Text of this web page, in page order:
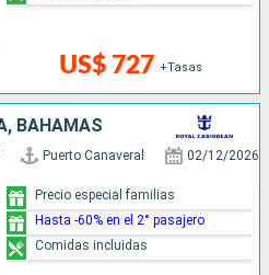
US$ 727 +Tasas
BAHAMAS
Puerto Canaveral 02/12/2026
Precio especial familias
Hasta -60% en el 2° pasajero
Comidas incluidas